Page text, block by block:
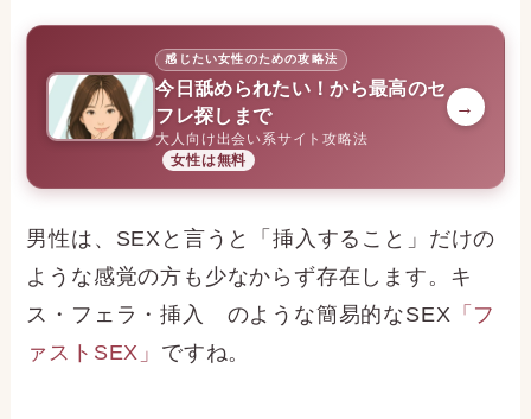
感じたい女性のための攻略法
今日舐められたい！から最高のセ
フレ探しまで
大人向け出会い系サイト攻略法
女性は無料
→
男性は、SEXと言うと「挿入すること」だけの
ような感覚の方も少なからず存在します。キ
ス・フェラ・挿入 のような簡易的なSEX 「フ
ァストSEX」 ですね。